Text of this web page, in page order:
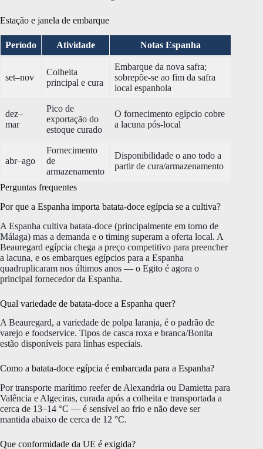
Estação e janela de embarque
Período Atividade Notas Espanha
set–nov
Colheita
principal e cura
Embarque da nova safra;
sobrepõe-se ao fim da safra
local espanhola
dez–
mar
Pico de
exportação do
estoque curado
O fornecimento egípcio cobre
a lacuna pós-local
abr–ago
Fornecimento
de
armazenamento
Disponibilidade o ano todo a
partir de cura/armazenamento
Perguntas frequentes
Por que a Espanha importa batata-doce egípcia se a cultiva?
A Espanha cultiva batata-doce (principalmente em torno de
Málaga) mas a demanda e o timing superam a oferta local. A
Beauregard egípcia chega a preço competitivo para preencher
a lacuna, e os embarques egípcios para a Espanha
quadruplicaram nos últimos anos — o Egito é agora o
principal fornecedor da Espanha.
Qual variedade de batata-doce a Espanha quer?
A Beauregard, a variedade de polpa laranja, é o padrão de
varejo e foodservice. Tipos de casca roxa e branca/Bonita
estão disponíveis para linhas especiais.
Como a batata-doce egípcia é embarcada para a Espanha?
Por transporte marítimo reefer de Alexandria ou Damietta para
Valência e Algeciras, curada após a colheita e transportada a
cerca de 13–14 °C — é sensível ao frio e não deve ser
mantida abaixo de cerca de 12 °C.
Que conformidade da UE é exigida?